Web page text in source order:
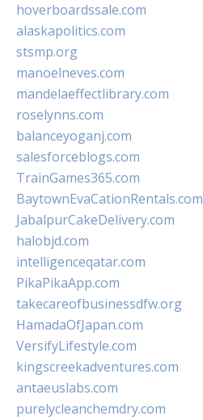
hoverboardssale.com
alaskapolitics.com
stsmp.org
manoelneves.com
mandelaeffectlibrary.com
roselynns.com
balanceyoganj.com
salesforceblogs.com
TrainGames365.com
BaytownEvaCationRentals.com
JabalpurCakeDelivery.com
halobjd.com
intelligenceqatar.com
PikaPikaApp.com
takecareofbusinessdfw.org
HamadaOfJapan.com
VersifyLifestyle.com
kingscreekadventures.com
antaeuslabs.com
purelycleanchemdry.com